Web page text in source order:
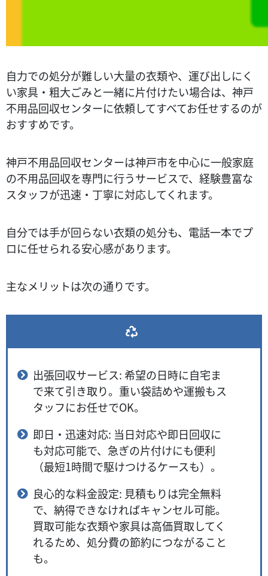
自力での処分が難しい大量の衣類や、運び出しにく
い家具・粗大ごみと一緒に片付けたい場合は、神戸
不用品回収センターに依頼してすべてお任せするのが
おすすめです。
神戸不用品回収センターは神戸市を中心に一般家庭
の不用品回収を専門に行うサービスで、経験豊富な
スタッフが迅速・丁寧に対応してくれます。
自分では手が回らない衣類の処分も、電話一本でプ
ロに任せられる安心感があります。
主なメリットは次の通りです。
出張回収サービス: 希望の日時に自宅ま
で来て引き取り。重い袋詰めや運搬もス
タッフにお任せでOK。
即日・迅速対応: 当日対応や即日回収に
も対応可能で、急ぎの片付けにも便利
（最短1時間で駆けつけるケースも）。
良心的な料金設定: 見積もりは完全無料
で、納得できなければキャンセル可能。
買取可能な衣類や家具は高価買取してく
れるため、処分費の節約につながること
も。